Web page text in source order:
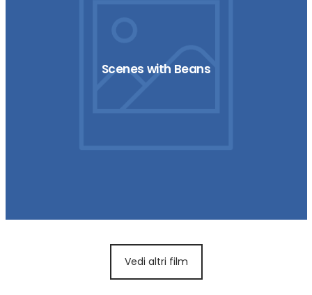
Scenes with Beans
Vedi altri film